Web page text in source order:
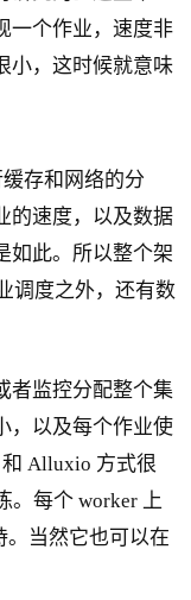
一个作业，速度非
小，这时候就意味
存和网络的分
的速度，以及数据
如此。所以整个架
调度之外，还有数
者监控分配整个集
，以及每个作业使
Alluxio 方式很
。每个 worker 上
。当然它也可以在